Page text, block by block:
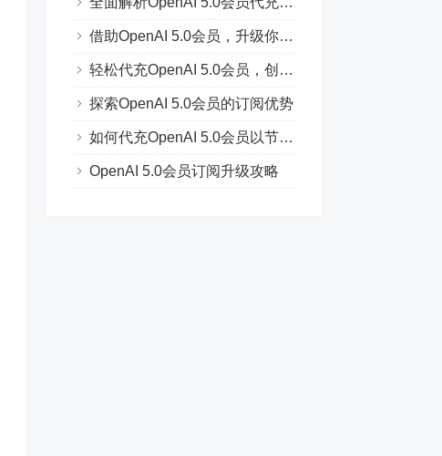
借助OpenAI 5.0会员，升级你的AI能力
轻松代充OpenAI 5.0会员，创新体验
探索OpenAI 5.0会员的订阅优势
如何代充OpenAI 5.0会员以节省费用
OpenAI 5.0会员订阅升级攻略